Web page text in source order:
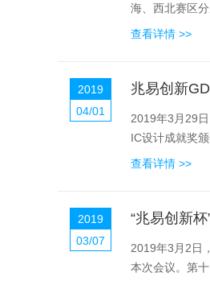
海、西北赛区
查看详情 >>
2019
04/01
兆易创新
2019年3月29
IC设计成就奖
查看详情 >>
2019
03/07
“兆易创新
2019年3月2日
本次会议。第